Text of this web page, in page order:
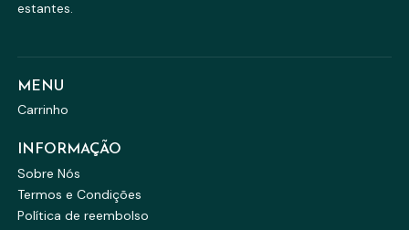
estantes.
MENU
Carrinho
INFORMAÇÃO
Sobre Nós
Termos e Condições
Política de reembolso